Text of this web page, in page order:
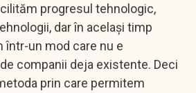
progresul tehnologic,
dar în acelaşi timp
într-un mod care nu e
companii deja existente. Deci
prin care permitem